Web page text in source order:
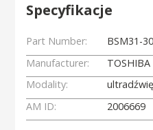
Specyfikacje
Part Number:
BSM31-
Manufacturer:
TOSHIBA
Modality:
AM ID:
2006669